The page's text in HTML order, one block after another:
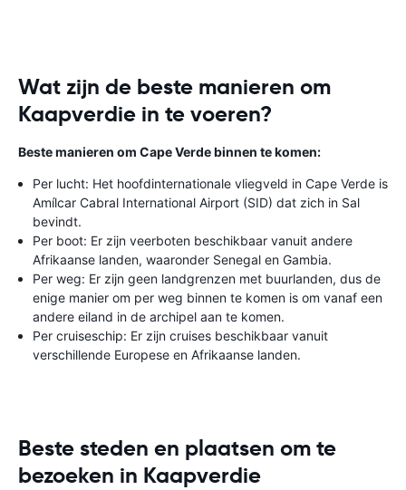
Wat zijn de beste manieren om
Kaapverdie in te voeren?
Beste manieren om Cape Verde binnen te komen:
Per lucht: Het hoofdinternationale vliegveld in Cape Verde is
Amílcar Cabral International Airport (SID) dat zich in Sal
bevindt.
Per boot: Er zijn veerboten beschikbaar vanuit andere
Afrikaanse landen, waaronder Senegal en Gambia.
Per weg: Er zijn geen landgrenzen met buurlanden, dus de
enige manier om per weg binnen te komen is om vanaf een
andere eiland in de archipel aan te komen.
Per cruiseschip: Er zijn cruises beschikbaar vanuit
verschillende Europese en Afrikaanse landen.
Beste steden en plaatsen om te
bezoeken in Kaapverdie